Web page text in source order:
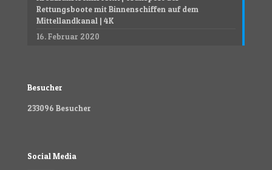
Rettungsboote mit Binnenschiffen auf dem
Mittellandkanal | 4K
16. Februar 2020
Besucher
233096 Besucher
Social Media